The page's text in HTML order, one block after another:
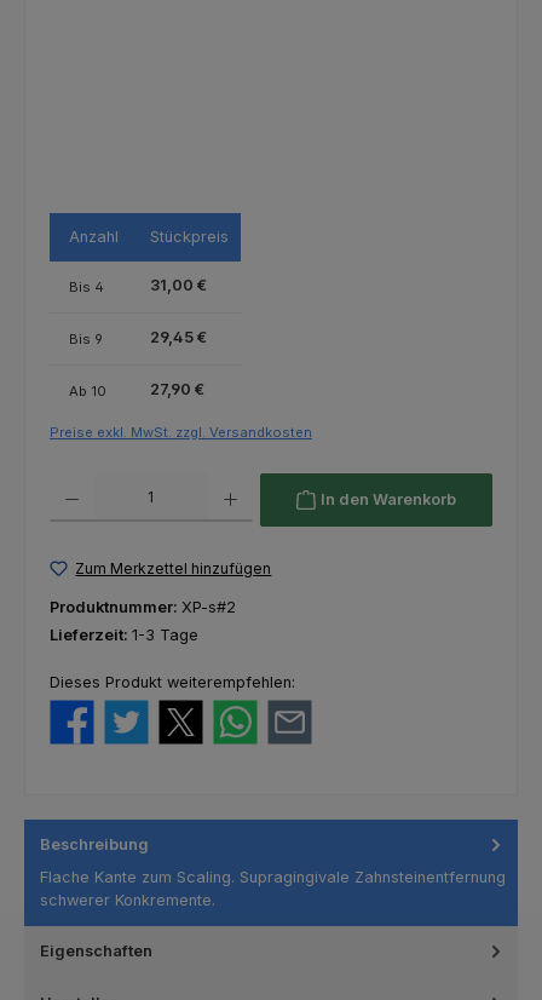
Anzahl Stückpreis
Bis 4 31,00 €
Bis 9 29,45 €
Ab 10 27,90 €
Preise exkl. MwSt. zzgl. Versandkosten
In den Warenkorb
Zum Merkzettel hinzufügen
Produktnummer: XP-s#2
Lieferzeit: 1-3 Tage
Dieses Produkt weiterempfehlen:
Beschreibung
Flache Kante zum Scaling. Supragingivale Zahnsteinentfernung
schwerer Konkremente.
Eigenschaften